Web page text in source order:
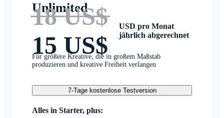
Unlimited
18 US$
15 US$
USD pro Monat
jährlich abgerechnet
Für größere Kreative, die in großem Maßstab
produzieren und kreative Freiheit verlangen
7-Tage kostenlose Testversion
Alles in Starter, plus: